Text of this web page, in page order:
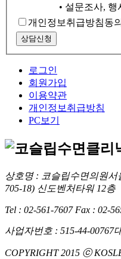
• 설문조사,
개인정보취급방침동의
상담신청
로그인
회원가입
이용약관
개인정보취급방침
PC보기
상호명 : 코슬립수면의원서
705-18) 신도벤처타워 12층
Tel : 02-561-7607 Fax : 02-
사업자번호 : 515-44-00767
COPYRIGHT 2015 ⓒ